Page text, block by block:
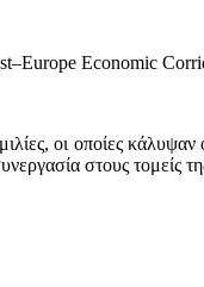
Economic
οι οποίες
στους τομείς